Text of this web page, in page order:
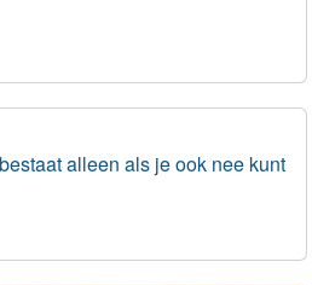
alleen als je ook nee kunt